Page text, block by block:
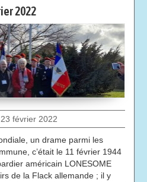
2022
23 février 2022
un drame parmi les
c’était le 11 février 1944
américain LONESOME
de la Flack allemande ; il y